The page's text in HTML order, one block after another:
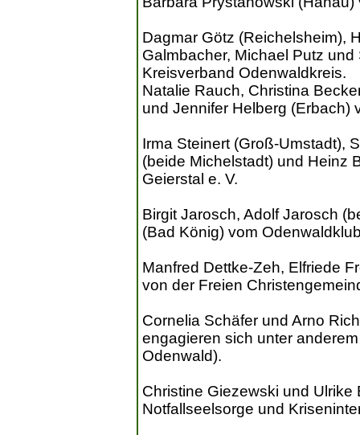
Dagmar Götz (Reichelsheim),
Galmbacher, Michael Putz
Kreisverband Odenwaldkreis.
Natalie Rauch, Christina
und Jennifer Helberg (Erbach)
Irma Steinert (Groß-Umstadt),
(beide Michelstadt) und Heinz
Geierstal e. V.
Birgit Jarosch, Adolf Jarosch
(Bad König) vom
Manfred Dettke-Zeh, Elfriede
von der Freien
Cornelia Schäfer und Arno
engagieren sich unter
Odenwald).
Christine Giezewski und
Notfallseelsorge und